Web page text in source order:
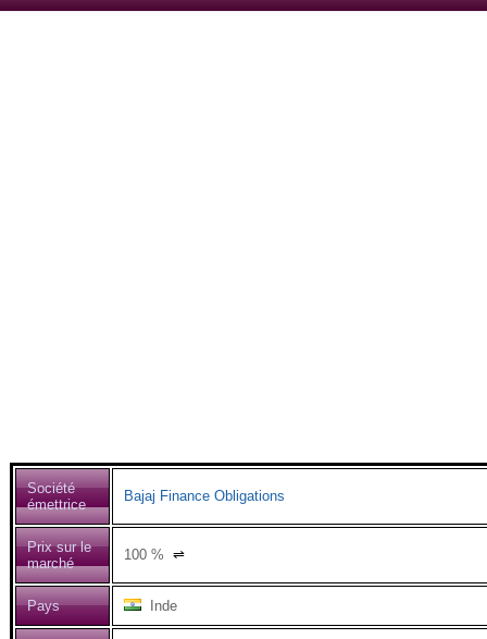
Société
émettrice
Bajaj Finance Obligations
Prix sur le
marché
100 % ⇌
Pays Inde